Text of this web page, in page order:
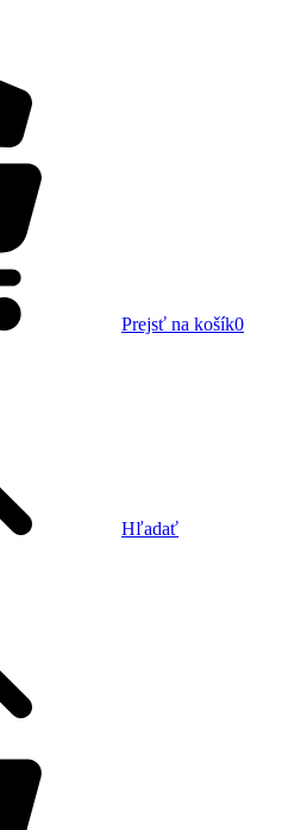
Prejsť na košík0
Hľadať